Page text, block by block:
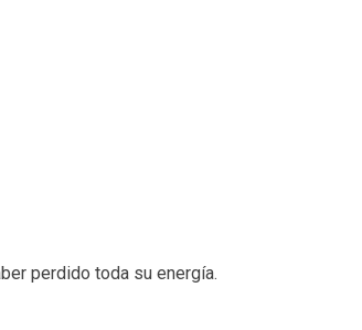
perdido toda su energía.